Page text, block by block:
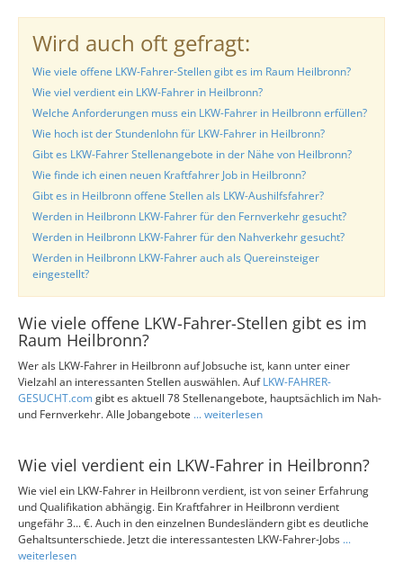
Wird auch oft gefragt:
Wie viele offene LKW-Fahrer-Stellen gibt es im Raum Heilbronn?
Wie viel verdient ein LKW-Fahrer in Heilbronn?
Welche Anforderungen muss ein LKW-Fahrer in Heilbronn erfüllen?
Wie hoch ist der Stundenlohn für LKW-Fahrer in Heilbronn?
Gibt es LKW-Fahrer Stellenangebote in der Nähe von Heilbronn?
Wie finde ich einen neuen Kraftfahrer Job in Heilbronn?
Gibt es in Heilbronn offene Stellen als LKW-Aushilfsfahrer?
Werden in Heilbronn LKW-Fahrer für den Fernverkehr gesucht?
Werden in Heilbronn LKW-Fahrer für den Nahverkehr gesucht?
Werden in Heilbronn LKW-Fahrer auch als Quereinsteiger
eingestellt?
Wie viele offene LKW-Fahrer-Stellen gibt es im
Raum Heilbronn?
Wer als LKW-Fahrer in Heilbronn auf Jobsuche ist, kann unter einer
Vielzahl an interessanten Stellen auswählen. AufLKW-FAHRER-
GESUCHT.comgibt es aktuell 78 Stellenangebote, hauptsächlich im Nah-
und Fernverkehr. Alle Jobangebote ... weiterlesen
Wie viel verdient ein LKW-Fahrer in Heilbronn?
Wie viel ein LKW-Fahrer in Heilbronn verdient, ist von seiner Erfahrung
und Qualifikation abhängig. Ein Kraftfahrer in Heilbronn verdient
ungefähr 3... €. Auch in den einzelnen Bundesländern gibt es deutliche
Gehaltsunterschiede. Jetzt die interessantesten LKW-Fahrer-Jobs ...
weiterlesen